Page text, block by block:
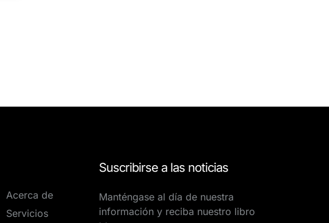
Acerca de
Servicios
Suscribirse a las noticias
Manténgase al día de nuestra
información y reciba nuestro libro